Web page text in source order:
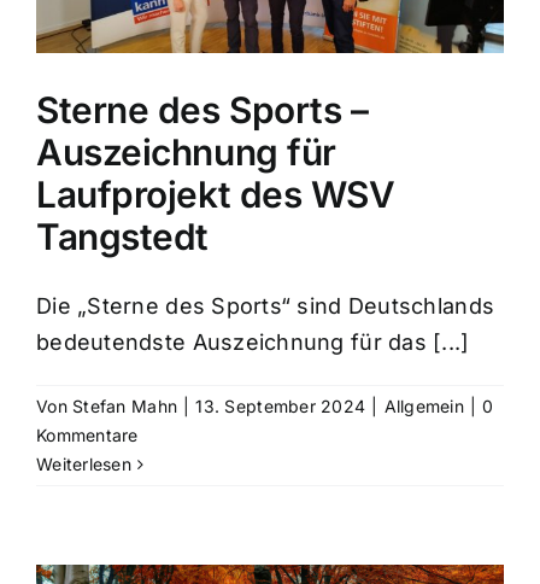
Sterne des Sports –
Auszeichnung für
Laufprojekt des WSV
Tangstedt
Die „Sterne des Sports“ sind Deutschlands
bedeutendste Auszeichnung für das [...]
Von Stefan Mahn 13. September 2024 Allgemein
0
Kommentare
Weiterlesen